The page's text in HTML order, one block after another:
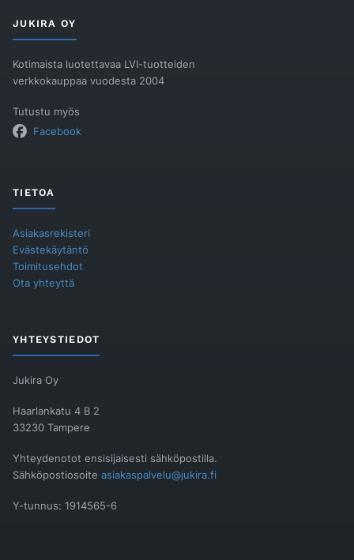
JUKIRA OY
Kotimaista luotettavaa LVI-tuotteiden
verkkokauppaa vuodesta 2004
Tutustu myös
Facebook
TIETOA
Asiakasrekisteri
Evästekäytäntö
Toimitusehdot
Ota yhteyttä
YHTEYSTIEDOT
Jukira Oy
Haarlankatu 4 B 2
33230 Tampere
Yhteydenotot ensisijaisesti sähköpostilla.
Sähköpostiosoite asiakaspalvelu@jukira.fi
Y-tunnus: 1914565-6